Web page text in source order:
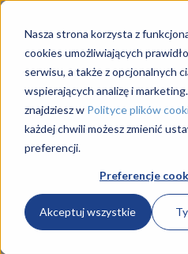
Nasza strona korzysta z
cookies umożliwiających
serwisu, a także z opcjonalnych
wspierających analizę i
znajdziesz w Polityce plików
każdej chwili możesz zmienić
preferencji.
Preferencje
Akceptuj wszystkie
Kursy
Strona główna Tagi Kurs na
Tag: kurs na
dziecięcym
Kurs
9 maja 2018
Kurs na